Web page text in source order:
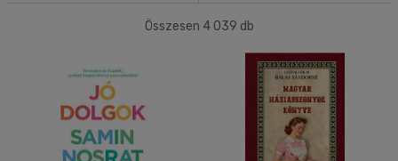
500 Ft - 2500 Ft
2500 Ft - 4500 Ft
4500 Ft felett
Összesen 4 039 db